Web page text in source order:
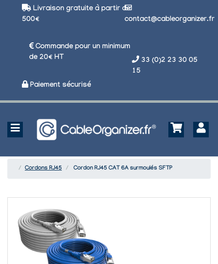
Livraison gratuite à partir de
500€
Commande pour un minimum
de 20€ HT
Paiement sécurisé
contact@cableorganizer.fr
33 (0)2 23 30 05
15
Cordons RJ45 Cordon RJ45 CAT 6A surmoulés SFTP